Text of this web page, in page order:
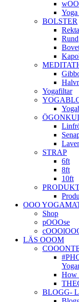
BOLSTER
Rund
Yogafiltar
STRAP
6ft
8ft
10ft
OOO
Shop
pOOOse
LÄS OOOM
How
BLOGG-